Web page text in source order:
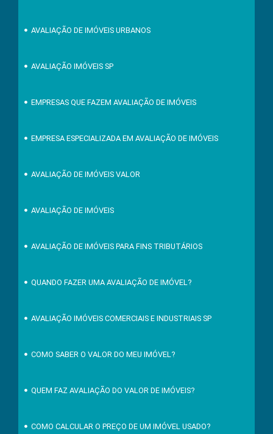
AVALIAÇÃO DE IMÓVEIS URBANOS
AVALIAÇÃO IMÓVEIS SP
EMPRESAS QUE FAZEM AVALIAÇÃO DE IMÓVEIS
EMPRESA ESPECIALIZADA EM AVALIAÇÃO DE IMÓVEIS
AVALIAÇÃO DE IMÓVEIS VALOR
AVALIAÇÃO DE IMÓVEIS
AVALIAÇÃO DE IMÓVEIS PARA FINS TRIBUTÁRIOS
QUANDO FAZER UMA AVALIAÇÃO DE IMÓVEL?
AVALIAÇÃO IMÓVEIS COMERCIAIS E INDUSTRIAIS SP
COMO SABER O VALOR DO MEU IMÓVEL?
QUEM FAZ AVALIAÇÃO DO VALOR DE IMÓVEIS?
COMO CALCULAR O PREÇO DE UM IMÓVEL USADO?